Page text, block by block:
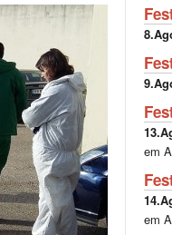
em
em